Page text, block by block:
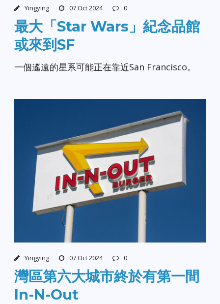
Yingying 07 Oct 2024 0
最大「Star Wars」紀念品館
或來到SF
一個遙遠的星系可能正在靠近San Francisco。
Yingying 07 Oct 2024 0
灣區第六大城市終於有第一間
In-N-Out